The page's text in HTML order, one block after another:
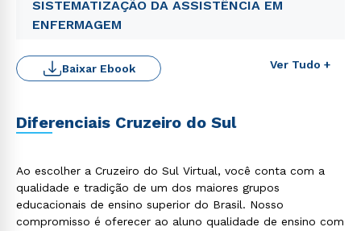
SISTEMATIZAÇÃO DA ASSISTÊNCIA EM
ENFERMAGEM
Ver Tudo +
Baixar Ebook
Diferenciais Cruzeiro do Sul
Ao escolher a Cruzeiro do Sul Virtual, você conta com a
qualidade e tradição de um dos maiores grupos
educacionais de ensino superior do Brasil. Nosso
compromisso é oferecer ao aluno qualidade de ensino com
WhatsApp